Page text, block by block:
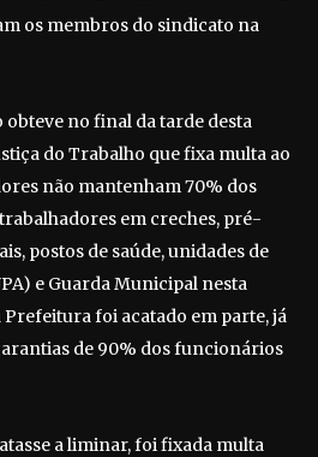
os membros do sindicato na
no final da tarde desta
do Trabalho que fixa multa ao
não mantenham 70% dos
em creches, pré-
postos de saúde, unidades de
e Guarda Municipal nesta
foi acatado em parte, já
de 90% dos funcionários
a liminar, foi fixada multa